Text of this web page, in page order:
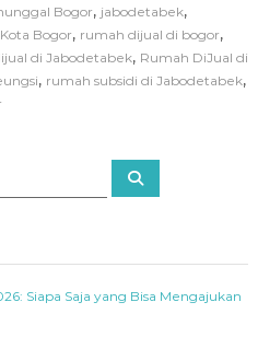
Bogor, jabodetabek,
Kota Bogor, rumah dijual di bogor,
di Jabodetabek, Rumah DiJual di
, rumah subsidi di Jabodetabek,
S
Siapa Saja yang Bisa Mengajukan